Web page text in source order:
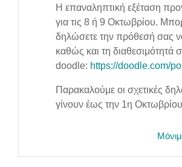
Η επαναληπτική εξέταση
για τις 8 ή 9 Οκτωβρίου.
δηλώσετε την πρόθεσή σας
καθώς και τη διαθεσιμότητά
doodle: https://doodle.com/
Παρακαλούμε οι σχετικές
γίνουν έως την 1η